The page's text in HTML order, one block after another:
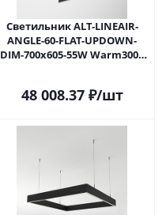
Светильник ALT-LINEAIR-
ANGLE-60-FLAT-UPDOWN-
DIM-700x605-55W Warm3000
48 008.37₽/шт